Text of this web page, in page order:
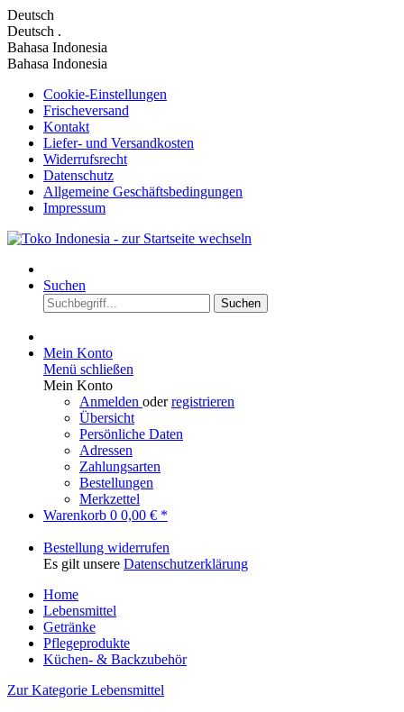
Deutsch
Deutsch .
Bahasa Indonesia
Bahasa Indonesia
Cookie-Einstellungen
Frischeversand
Kontakt
Liefer- und Versandkosten
Widerrufsrecht
Datenschutz
Allgemeine Geschäftsbedingungen
Impressum
Suchen
Suchen
Mein Konto
Menü schließen
Mein Konto
Anmelden oderregistrieren
Übersicht
Persönliche Daten
Adressen
Zahlungsarten
Bestellungen
Merkzettel
Warenkorb 0 0,00 € *
Bestellung widerrufen
Es gilt unsere Datenschutzerklärung
Home
Lebensmittel
Getränke
Pflegeprodukte
Küchen- & Backzubehör
Zur Kategorie Lebensmittel